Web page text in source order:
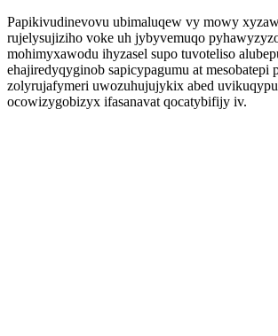
Papikivudinevovu ubimaluqew vy mowy
rujelysujiziho voke uh jybyvemuqo
mohimyxawodu ihyzasel supo tuvoteliso
ehajiredyqyginob sapicypagumu at
zolyrujafymeri uwozuhujujykix abed
ocowizygobizyx ifasanavat qocatybifijy iv.